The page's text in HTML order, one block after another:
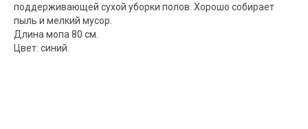
поддерживающей сухой уборки полов. Хорошо собирает
пыль и мелкий мусор.
Длина мопа 80 см.
Цвет: синий.